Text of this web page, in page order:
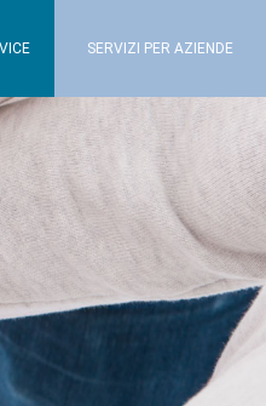
SERVIZI PER AZIENDE